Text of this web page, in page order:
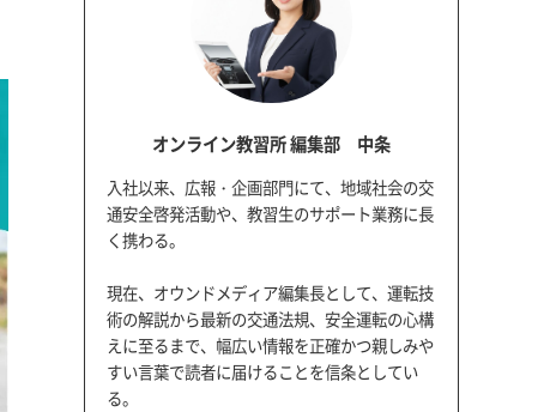
オンライン教習所 編集部 中条
入社以来、広報・企画部門にて、地域社会の交
通安全啓発活動や、教習生のサポート業務に長
く携わる。
現在、オウンドメディア編集長として、運転技
術の解説から最新の交通法規、安全運転の心構
えに至るまで、幅広い情報を正確かつ親しみや
すい言葉で読者に届けることを信条としてい
る。